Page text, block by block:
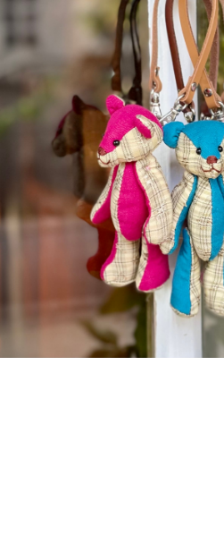
¥4,400
detail